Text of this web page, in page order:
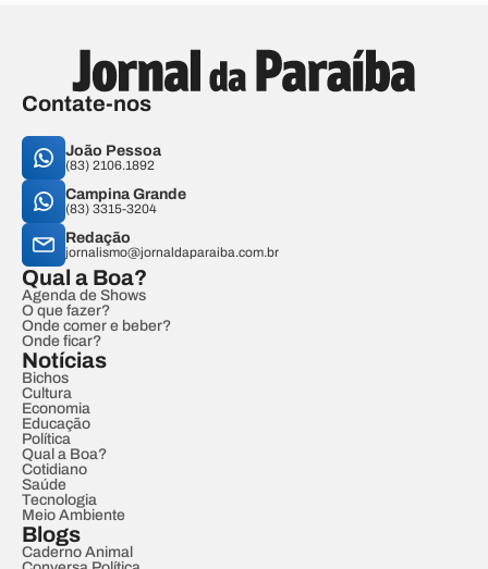
Contate-nos
João Pessoa
(83) 2106.1892
Campina Grande
(83) 3315-3204
Redação
jornalismo@jornaldaparaiba.com.br
Qual a Boa?
Agenda de Shows
O que fazer?
Onde comer e beber?
Onde ficar?
Notícias
Bichos
Cultura
Economia
Educação
Política
Qual a Boa?
Cotidiano
Saúde
Tecnologia
Meio Ambiente
Blogs
Caderno Animal